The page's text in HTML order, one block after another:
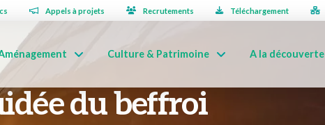
Appels à projets Recrutements Téléchargement
Culture & Patrimoine A la découverte
du beffroi